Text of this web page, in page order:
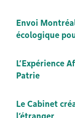
Envoi
écologique
L’Expérience
Patrie
Le Cabinet